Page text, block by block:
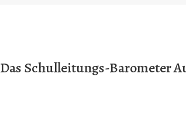
Das Schulleitungs-Barometer